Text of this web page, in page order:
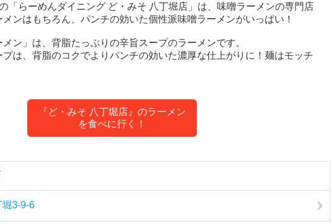
「らーめんダイニング ど・みそ 八丁堀店」は、味噌ラーメンの専門店
ンはもちろん、パンチの効いた個性派味噌ラーメンがいっぱい！
メン」は、背脂たっぷりの辛旨スープのラーメンです。
は、背脂のコクでよりパンチの効いた濃厚な仕上がりに！麺はモッチ
『ど・みそ 八丁堀店』のラーメン
を食べに行く！
堀3-9-6